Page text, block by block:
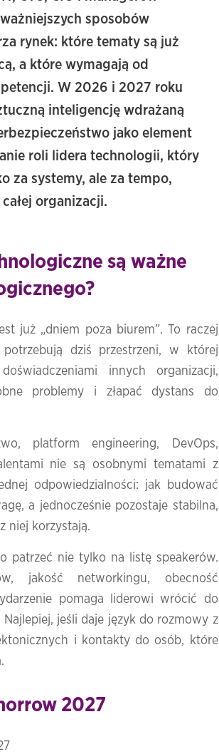
sposobów
rynek: któretematysą już
a którewymagająod
W2026 i2027 roku
inteligencjęwdrażaną
jakoelement
roli lideratechnologii, który
zasystemy,alezatempo,
całejorganizacji.
są ważne
już „dniem poza biurem”. To raczej
potrzebują dziś przestrzeni,w
której
doświadczeniami innych organizacji,
problemy i złapać dystans do
platform engineering,
DevOps,
niesą osobnymi tematami z
odpowiedzialności: jak
budować
a jednocześnie pozostaje stabilna,
z niej korzystają.
patrzeć nie tylko na listę speakerów.
jakość networkingu, obecność
pomaga liderowiwrócić do
Najlepiej, jeśli daje język do rozmowy z
i kontakty do osób,
które
2027